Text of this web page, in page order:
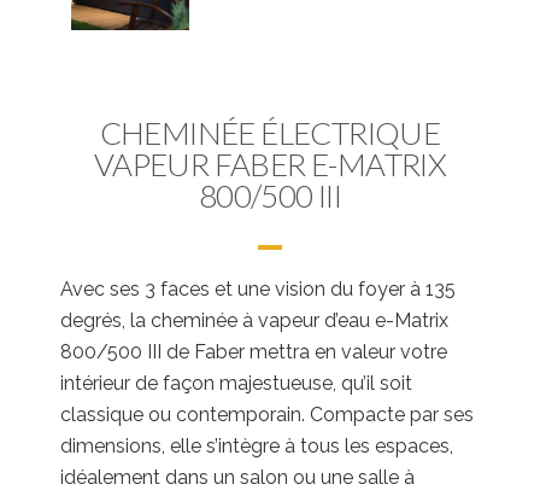
CHEMINÉE ÉLECTRIQUE
VAPEUR FABER E-MATRIX
800/500 III
Avec ses 3 faces et une vision du foyer à 135
degrés, la cheminée à vapeur d’eau e-Matrix
800/500 III de Faber mettra en valeur votre
intérieur de façon majestueuse, qu’il soit
classique ou contemporain. Compacte par ses
dimensions, elle s’intègre à tous les espaces,
idéalement dans un salon ou une salle à